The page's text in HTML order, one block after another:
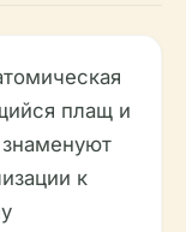
плащ и
к